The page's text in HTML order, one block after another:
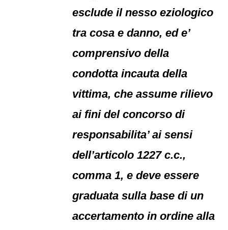
esclude il nesso eziologico
tra cosa e danno, ed e’
comprensivo della
condotta incauta della
vittima, che assume rilievo
ai fini del concorso di
responsabilita’ ai sensi
dell’articolo 1227 c.c.,
comma 1, e deve essere
graduata sulla base di un
accertamento in ordine alla